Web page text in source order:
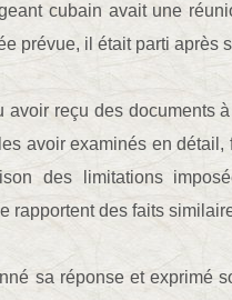
cubain avait une
prévue, il était parti après
avoir reçu des documents
avoir examinés en
des limitations
rapportent des faits
sa réponse et exprimé